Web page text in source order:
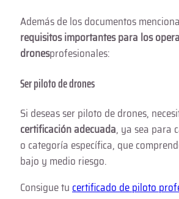
Además de los documentos
requisitos importantes para los
dronesprofesionales:
Ser piloto de drones
Si deseas ser piloto de drones,
certificación adecuada, ya sea para
o categoría específica, que
bajo y medio riesgo.
Consigue tu certificado de piloto